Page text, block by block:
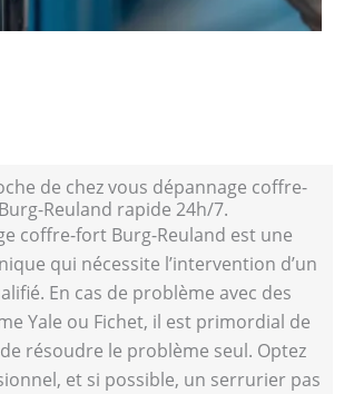
de chez vous dépannage coffre-
Reuland rapide 24h/7.
coffre-fort Burg-Reuland est une
qui nécessite l’intervention d’un
En cas de problème avec des
Yale ou Fichet, il est primordial de
résoudre le problème seul. Optez
et si possible, un serrurier pas